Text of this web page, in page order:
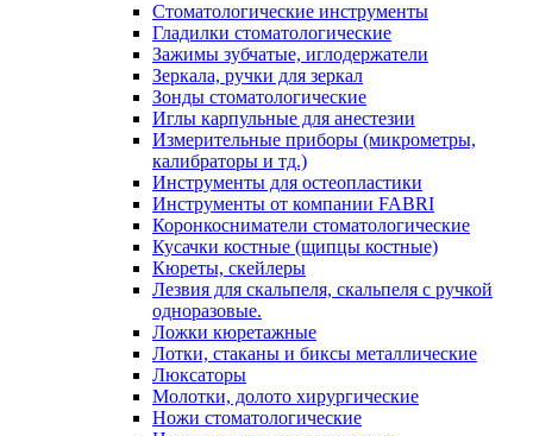
Стоматологические инструменты
Гладилки стоматологические
Зажимы зубчатые, иглодержатели
Зеркала, ручки для зеркал
Зонды стоматологические
Иглы карпульные для анестезии
Измерительные приборы (микрометры,
калибраторы и тд.)
Инструменты для остеопластики
Инструменты от компании FABRI
Коронкосниматели стоматологические
Кусачки костные (щипцы костные)
Кюреты, скейлеры
Лезвия для скальпеля, скальпеля с ручкой
одноразовые.
Ложки кюретажные
Лотки, стаканы и биксы металлические
Люксаторы
Молотки, долото хирургические
Ножи стоматологические